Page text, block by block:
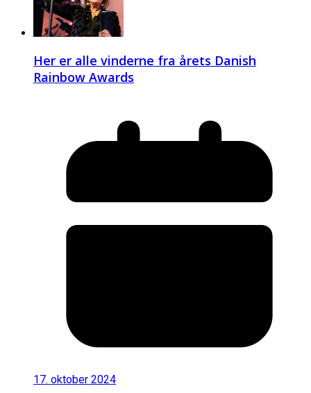
Her er alle vinderne fra årets Danish
Rainbow Awards
17. oktober 2024